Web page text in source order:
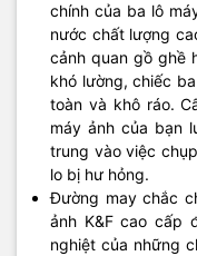
chính của ba lô
nước chất lượng
cảnh quan gồ ghề
khó lường, chiếc
toàn và khô ráo.
máy ảnh của bạn
trung vào việc
lo bị hư hỏng.
Đường may chắc
ảnh K&F cao cấp
nghiệt của những